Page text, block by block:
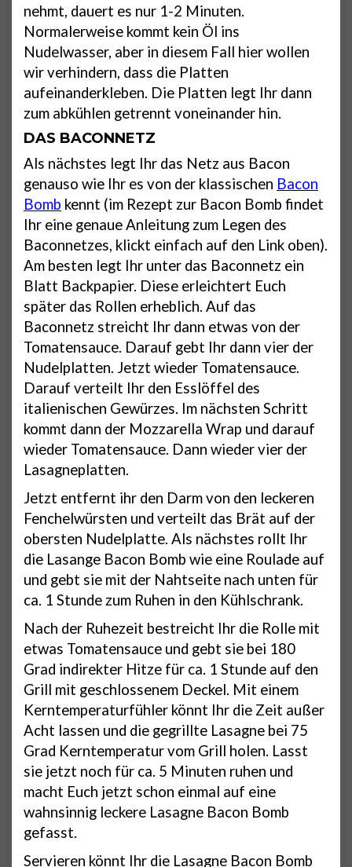
nehmt, dauert es nur 1-2 Minuten.
Normalerweise kommt kein Öl ins
Nudelwasser, aber in diesem Fall hier wollen
wir verhindern, dass die Platten
aufeinanderkleben. Die Platten legt Ihr dann
zum abkühlen getrennt voneinander hin.
DAS BACONNETZ
Als nächstes legt Ihr das Netz aus Bacon
genauso wie Ihr es von der klassischen Bacon
Bomb kennt (im Rezept zur Bacon Bomb findet
Ihr eine genaue Anleitung zum Legen des
Baconnetzes, klickt einfach auf den Link oben).
Am besten legt Ihr unter das Baconnetz ein
Blatt Backpapier. Diese erleichtert Euch
später das Rollen erheblich. Auf das
Baconnetz streicht Ihr dann etwas von der
Tomatensauce. Darauf gebt Ihr dann vier der
Nudelplatten. Jetzt wieder Tomatensauce.
Darauf verteilt Ihr den Esslöffel des
italienischen Gewürzes. Im nächsten Schritt
kommt dann der Mozzarella Wrap und darauf
wieder Tomatensauce. Dann wieder vier der
Lasagneplatten.
Jetzt entfernt ihr den Darm von den leckeren
Fenchelwürsten und verteilt das Brät auf der
obersten Nudelplatte. Als nächstes rollt Ihr
die Lasange Bacon Bomb wie eine Roulade auf
und gebt sie mit der Nahtseite nach unten für
ca. 1 Stunde zum Ruhen in den Kühlschrank.
Nach der Ruhezeit bestreicht Ihr die Rolle mit
etwas Tomatensauce und gebt sie bei 180
Grad indirekter Hitze für ca. 1 Stunde auf den
Grill mit geschlossenem Deckel. Mit einem
Kerntemperaturfühler könnt Ihr die Zeit außer
Acht lassen und die gegrillte Lasagne bei 75
Grad Kerntemperatur vom Grill holen. Lasst
sie jetzt noch für ca. 5 Minuten ruhen und
macht Euch jetzt schon einmal auf eine
wahnsinnig leckere Lasagne Bacon Bomb
gefasst.
Servieren könnt Ihr die Lasagne Bacon Bomb